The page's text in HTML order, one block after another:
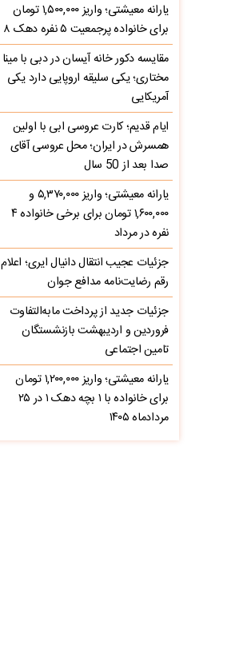
یارانه معیشتی؛ واریز ۱,۵۰۰,۰۰۰ تومان
برای خانواده پرجمعیت ۵ نفره دهک ۸
مقایسه دکور خانه آیسان در دبی با مینا
مختاری؛ یکی سلیقه اروپایی دارد یکی
آمریکایی
ایام قدیم؛ کارت عروسی ابی با اولین
همسرش در ایران؛ محل عروسی آقای
صدا بعد از 50 سال
یارانه معیشتی؛ واریز ۵,۳۷۰,۰۰۰ و
۱,۶۰۰,۰۰۰ تومان برای برخی خانواده ۴
نفره در مرداد
جزئیات عجیب انتقال دانیال ایری؛ اعلام
رقم رضایت‌نامه مدافع جوان
جزئیات جدید از پرداخت مابه‌التفاوت
فروردین و اردیبهشت بازنشستگان
تامین اجتماعی
یارانه معیشتی؛ واریز ۱,۲۰۰,۰۰۰ تومان
برای خانواده با ۱ بچه دهک ۱ در ۲۵
مردادماه ۱۴۰۵